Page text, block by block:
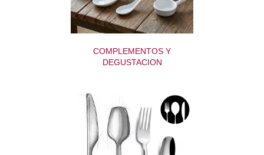
COMPLEMENTOS Y
DEGUSTACION